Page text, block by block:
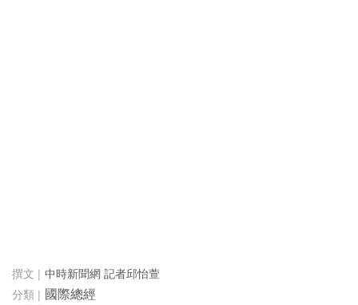
中時新聞網 記者邱怡萱
國際總經